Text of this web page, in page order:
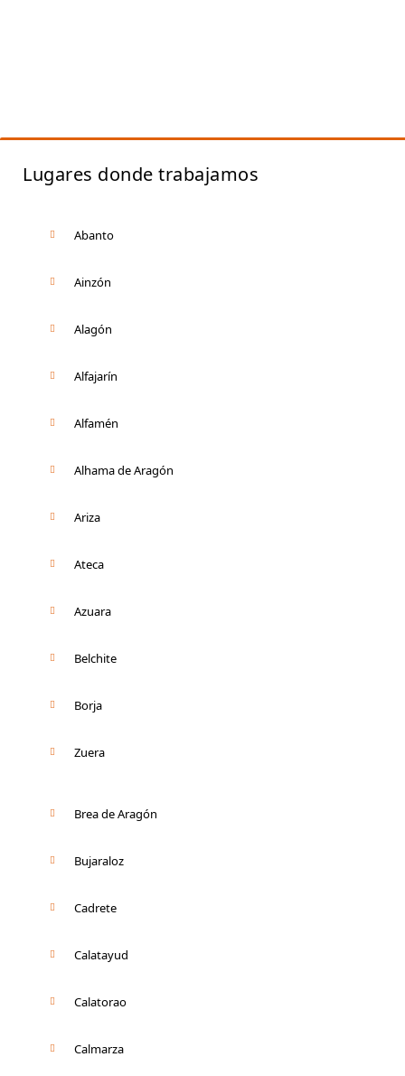
Lugares donde trabajamos
Abanto
Ainzón
Alagón
Alfajarín
Alfamén
Alhama de Aragón
Ariza
Ateca
Azuara
Belchite
Borja
Zuera
Brea de Aragón
Bujaraloz
Cadrete
Calatayud
Calatorao
Calmarza